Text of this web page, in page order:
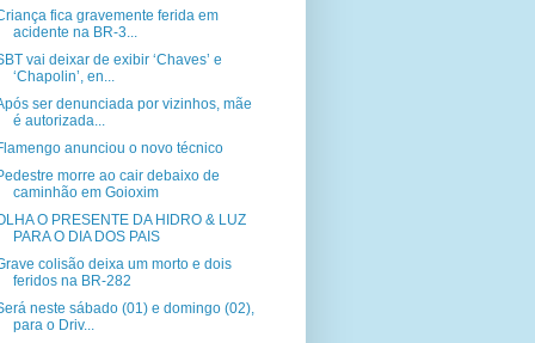
fica gravemente ferida em
acidente na BR-3...
vai deixar de exibir ‘Chaves’ e
‘Chapolin’, en...
ser denunciada por vizinhos, mãe
é autorizada...
anunciou o novo técnico
morre ao cair debaixo de
caminhão em Goioxim
O PRESENTE DA HIDRO & LUZ
PARA O DIA DOS PAIS
colisão deixa um morto e dois
feridos na BR-282
neste sábado (01) e domingo (02),
para o Driv...